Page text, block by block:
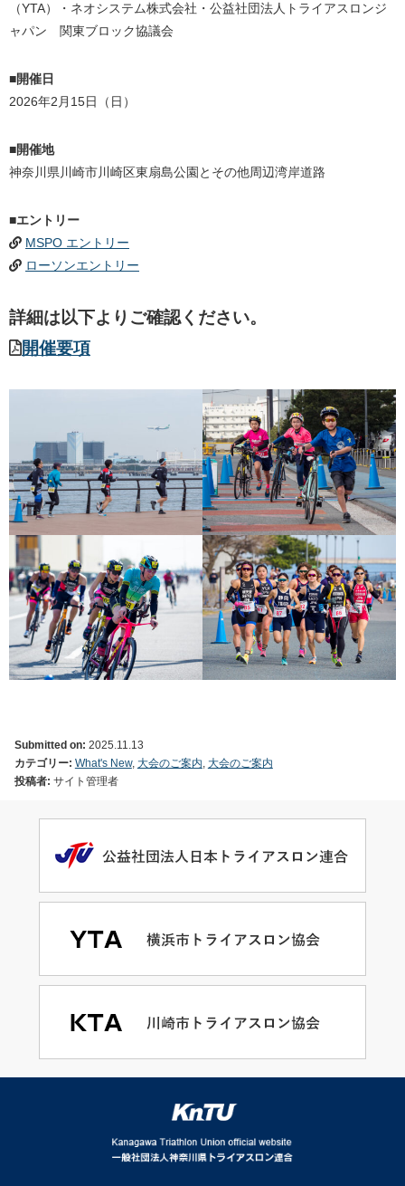
（YTA）・ネオシステム株式会社・公益社団法人トライアスロンジ
ャパン 関東ブロック協議会
■開催日
2026年2月15日（日）
■開催地
神奈川県川崎市川崎区東扇島公園とその他周辺湾岸道路
■エントリー
MSPO エントリー
ローソンエントリー
詳細は以下よりご確認ください。
開催要項
Submitted on: 2025.11.13
カテゴリー: What's New, 大会のご案内 大会のご案内
投稿者: サイト管理者